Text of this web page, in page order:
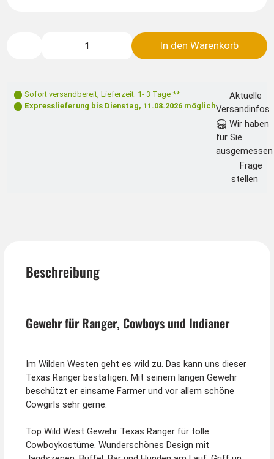
In den Warenkorb
Sofort versandbereit, Lieferzeit: 1- 3 Tage **
Expresslieferung bis Dienstag, 11.08.2026 möglich
Aktuelle
Versandinfos
für Sie
ausgemessen
Frage
stellen
Beschreibung
Gewehr für Ranger, Cowboys und Indianer
Im Wilden Westen geht es wild zu. Das kann uns dieser
Texas Ranger bestätigen. Mit seinem langen Gewehr
beschützt er einsame Farmer und vor allem schöne
Cowgirls sehr gerne.
Top Wild West Gewehr Texas Ranger für tolle
Cowboykostüme. Wunderschönes Design mit